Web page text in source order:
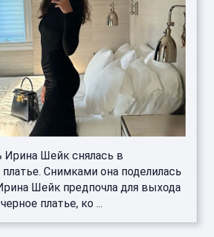
Ирина Шейк снялась в
Снимками она поделилась
Шейк предпочла для выхода
платье, ко ...